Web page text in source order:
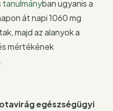
tanulmányban ugyanis a
át napi 1060 mg
majd az alanyok a
mértékének
egészségügyi